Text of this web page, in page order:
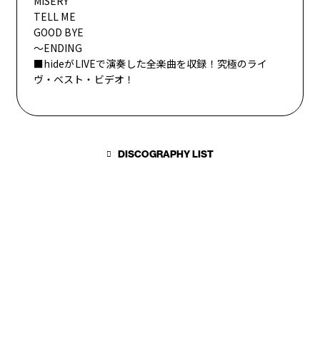
TELL ME
GOOD BYE
～ENDING
■hideがLIVEで演奏した全楽曲を収録！究極のライ
ヴ・ベスト・ビデオ！
DISCOGRAPHY LIST